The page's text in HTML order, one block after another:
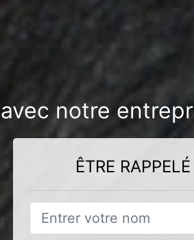
notre
ÊTRE RAPPELÉ